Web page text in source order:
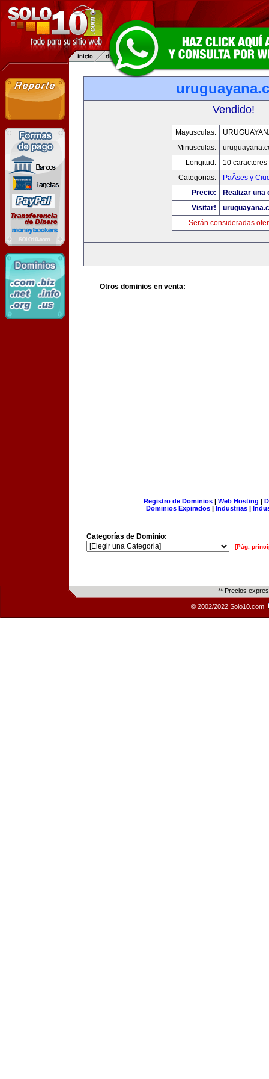
Vendido!
Mayusculas:
Minusculas:
Longitud:
10 caracteres
Categorias:
PaÃ­ses y
Precio:
Realizar una
Visitar!
Serán consideradas
Otros dominios en venta:
Registro de Dominios| Web Hosting |
Dominios Expirados | Industrias |
Categorías de Dominio:
[Pág.
** Precios
© 2002/2022 Solo10.com